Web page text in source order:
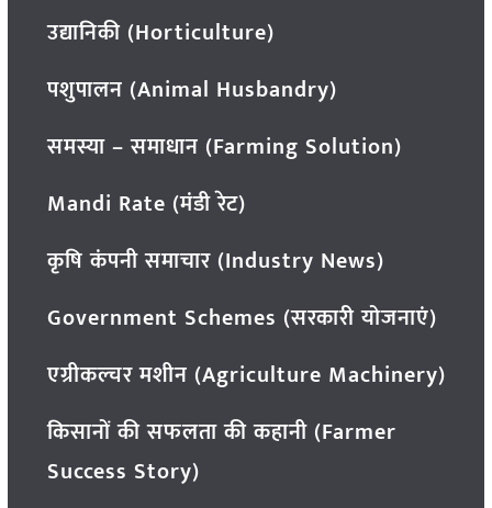
उद्यानिकी (Horticulture)
पशुपालन (Animal Husbandry)
समस्या – समाधान (Farming Solution)
Mandi Rate (मंडी रेट)
कृषि कंपनी समाचार (Industry News)
Government Schemes (सरकारी योजनाएं)
एग्रीकल्चर मशीन (Agriculture Machinery)
किसानों की सफलता की कहानी (Farmer
Success Story)